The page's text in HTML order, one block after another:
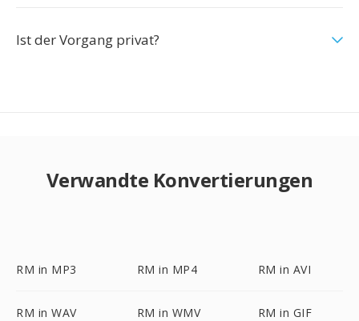
Ist der Vorgang privat?
Verwandte Konvertierungen
RM in MP3 RM in MP4 RM in AVI
RM in WAV RM in WMV RM in GIF